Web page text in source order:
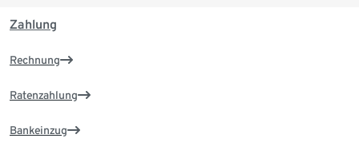
Zahlung
Rechnung
Ratenzahlung
Bankeinzug